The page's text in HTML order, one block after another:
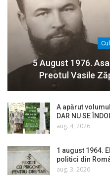
5 August 1976.
Preotul Vasile
A apărut
DAR NU SE
aug. 4, 2026
1 august 1964.
politici din
aug. 3, 2026